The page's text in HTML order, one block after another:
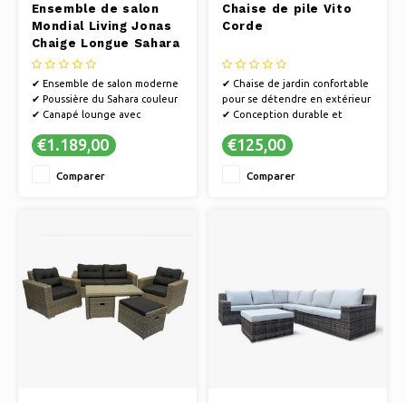
Ensemble de salon
Mondial Living Jonas
Chaige Longue Sahara
Dust
✔ Ensemble de salon moderne
✔ Poussière du Sahara couleur
✔ Canapé lounge avec
€1.189,00
Comparer
Chaise de pile Vito
Corde
✔ Chaise de jardin confortable
pour se détendre en extérieur
✔ Conception durable et
pour une utilisation à long
✔ Facile à déplacer et à ranger
€125,00
Comparer